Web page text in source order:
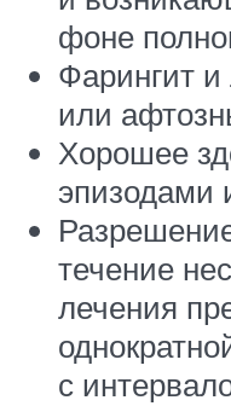
фоне
Фарингит
или
Хорошее
эпизодами
течение
лечения
с